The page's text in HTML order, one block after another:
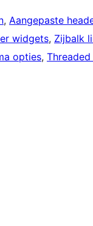
, Aangepaste
widgets, Zijbalk
opties,